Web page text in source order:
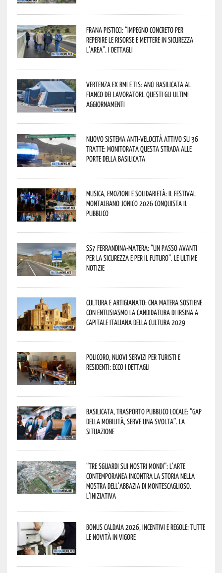
Frana Pisticci: “Impegno concreto per
reperire le risorse e mettere in sicurezza
l’area”. I dettagli
Vertenza ex RMI e TIS: ANCI Basilicata al
fianco dei lavoratori. Questi gli ultimi
aggiornamenti
Nuovo sistema anti-velocità attivo su 36
tratte: monitorata questa strada alle
porte della Basilicata
Musica, emozioni e solidarietà: il Festival
Montalbano Jonico 2026 conquista il
pubblico
SS7 Ferrandina-Matera: “Un passo avanti
per la sicurezza e per il futuro”. Le ultime
notizie
Cultura e Artigianato: CNA Matera sostiene
con entusiasmo la candidatura di Irsina a
Capitale Italiana della Cultura 2029
Policoro, nuovi servizi per turisti e
residenti: ecco i dettagli
Basilicata, trasporto pubblico locale: “Gap
della mobilità, serve una svolta”. La
situazione
“Tre Sguardi sui Nostri Mondi”: l’arte
contemporanea incontra la storia nella
mostra dell’Abbazia di Montescaglioso.
L’iniziativa
Bonus caldaia 2026, incentivi e regole: tutte
le novità in vigore